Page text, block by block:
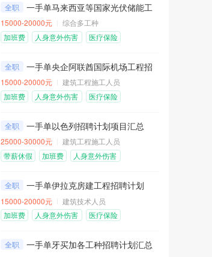
全职
一手单马来西亚等国家光伏储能工程招聘计划
15000-20000元
综合多工种
加班费
人身意外伤害
医疗保险
全职
一手单央企阿联酋国际机场工程招聘计划
15000-20000元
建筑工程施工人员
加班费
人身意外伤害
医疗保险
全职
一手单以色列招聘计划项目汇总
25000-30000元
建筑工程施工人员
带薪休假
加班费
人身意外伤害
全职
一手单伊拉克房建工程招聘计划
15000-20000元
建筑技术人员
加班费
人身意外伤害
医疗保险
全职
一手单牙买加各工种招聘计划汇总